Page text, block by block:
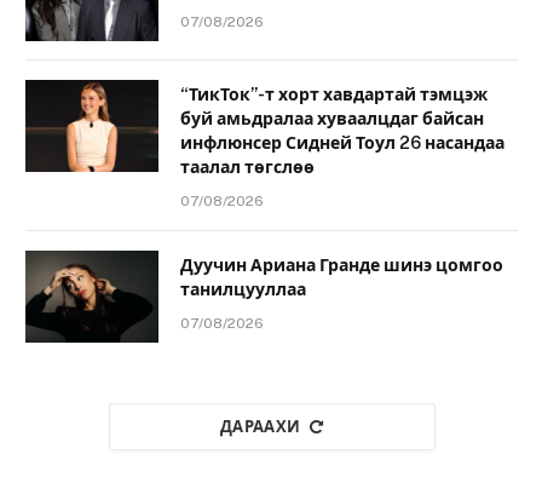
07/08/2026
“ТикТок”-т хорт хавдартай тэмцэж
буй амьдралаа хуваалцдаг байсан
инфлюнсер Сидней Тоул 26 насандаа
таалал төгслөө
07/08/2026
Дуучин Ариана Гранде шинэ цомгоо
танилцууллаа
07/08/2026
ДАРААХИ